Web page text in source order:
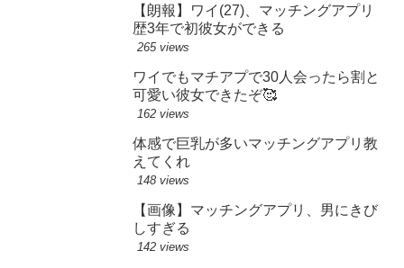
【朗報】ワイ(27)、マッチングアプリ
歴3年で初彼女ができる
265 views
ワイでもマチアプで30人会ったら割と
可愛い彼女できたぞ🥰
162 views
体感で巨乳が多いマッチングアプリ教
えてくれ
148 views
【画像】マッチングアプリ、男にきび
しすぎる
142 views